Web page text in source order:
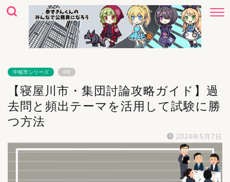
中核市シリーズ PR
【寝屋川市・集団討論攻略ガイド】過
去問と頻出テーマを活用して試験に勝
つ方法
2024年5月7日